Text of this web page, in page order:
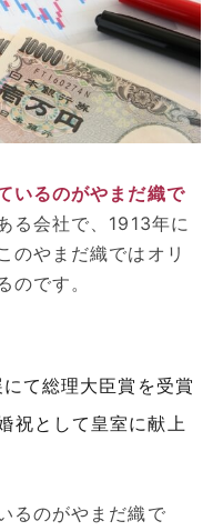
いるのがやまだ織で
る会社で、1913年に
のやまだ織ではオリ
のです。
て総理大臣賞を受賞
祝として皇室に献上
るのがやまだ織で